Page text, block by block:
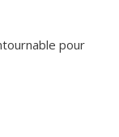
pour